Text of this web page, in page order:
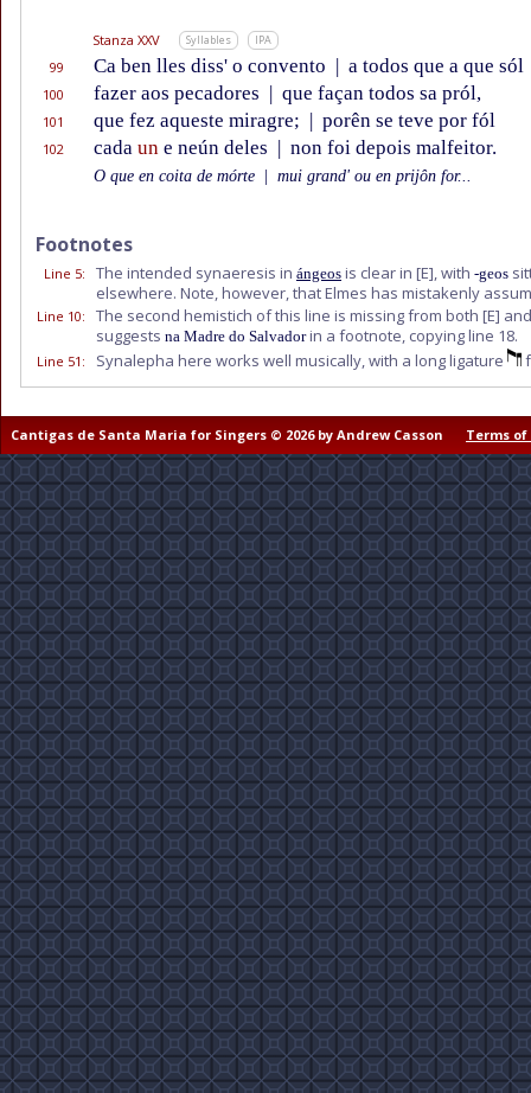
Stanza XXV Syllables IPA
99 Ca ben lles diss' o convento | a todos que a que sól
100 fazer aos pecadores | que façan todos sa pról,
101 que fez aqueste miragre; | porên se teve por fól
102 cada un e neún deles | non foi depois malfeitor.
O que en coita de mórte mui grand' ou en prijôn for...
Footnotes
Line 5: The intended synaeresis in ángeos is clear in [E], with -geos
elsewhere. Note, however, that Elmes has mistakenly
Line 10: The second hemistich of this line is missing from both [E]
suggests na Madre do Salvadorin a footnote, copying line 18.
Line 51 : Synalepha here works well musically, with a long ligature
Cantigas de Santa Maria for Singers © 2026 by Andrew Casson Terms of